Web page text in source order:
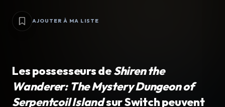
AJOUTER À MA LISTE
Les possesseurs deShiren the
Wanderer: The Mystery Dungeon of
Serpentcoil Islandsur Switch peuvent